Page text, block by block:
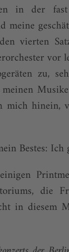
in der fast
vierten
vor
zu,
hinein,
Bestes: Ich
die
in diesem